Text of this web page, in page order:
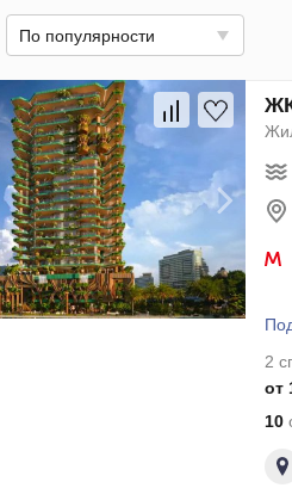
По популярности
2
от
10